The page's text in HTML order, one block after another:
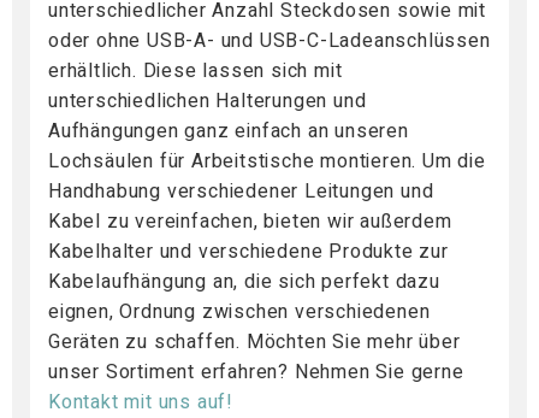
unterschiedlicher Anzahl Steckdosen sowie mit
oder ohne USB-A- und USB-C-Ladeanschlüssen
erhältlich. Diese lassen sich mit
unterschiedlichen Halterungen und
Aufhängungen ganz einfach an unseren
Lochsäulen für Arbeitstische montieren. Um die
Handhabung verschiedener Leitungen und
Kabel zu vereinfachen, bieten wir außerdem
Kabelhalter und verschiedene Produkte zur
Kabelaufhängung an, die sich perfekt dazu
eignen, Ordnung zwischen verschiedenen
Geräten zu schaffen. Möchten Sie mehr über
unser Sortiment erfahren? Nehmen Sie gerne
Kontakt mit uns auf!